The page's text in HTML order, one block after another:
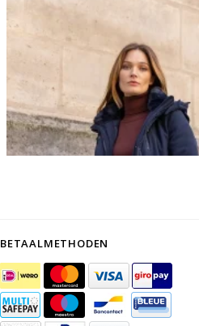
BETAALMETHODEN